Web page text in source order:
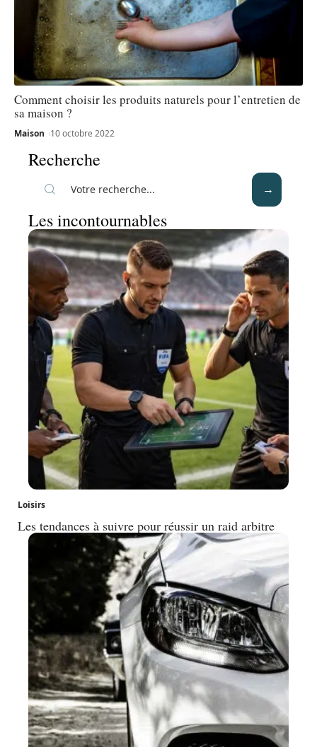
Comment choisir les produits naturels pour l’entretien de
sa maison ?
Maison 10 octobre 2022
Recherche
Les incontournables
Loisirs
Les tendances à suivre pour réussir un raid arbitre